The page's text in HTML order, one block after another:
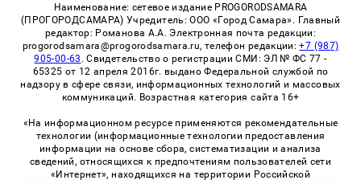
Наименование: сетевое издание PROGORODSAMARA
(ПРОГОРОДСАМАРА) Учредитель: ООО «Город Самара». Главный
редактор: Романова А.А. Электронная почта редакции:
progorodsamara@progorodsamara.ru, телефон редакции:+7 (987)
905-00-63 . Свидетельство о регистрации СМИ: ЭЛ № ФС 77 -
65325 от 12 апреля 2016г. выдано Федеральной службой по
надзору в сфере связи, информационных технологий и массовых
коммуникаций. Возрастная категория сайта 16+
«На информационном ресурсе применяются рекомендательные
технологии (информационные технологии предоставления
информации на основе сбора, систематизации и анализа
сведений, относящихся к предпочтениям пользователей сети
«Интернет», находящихся на территории Российской